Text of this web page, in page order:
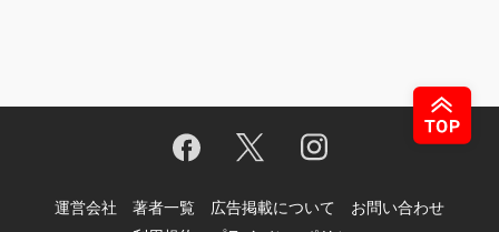
運営会社 著者一覧 広告掲載について
お問い合わせ